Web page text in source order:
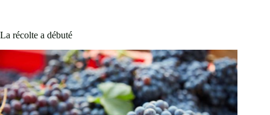
La récolte a débuté